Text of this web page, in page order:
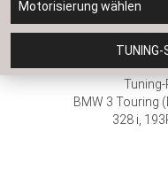
TUNING-
BMW 3 Touring
328 i,